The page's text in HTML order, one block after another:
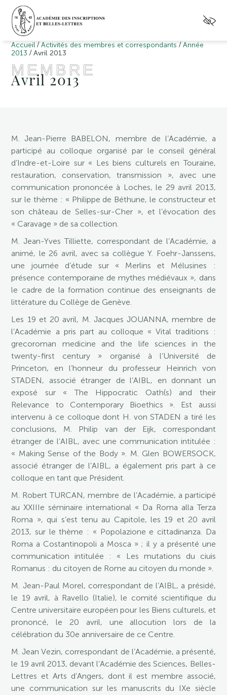
Accueil /Activités des membres et correspondants /Année
2013 /Avril 2013
MEMBRE
Avril 2013
M. Jean-Pierre BABELON, membre de l’Académie, a
participé au colloque organisé par le conseil général
d’Indre-et-Loire sur « Les biens culturels en Touraine,
restauration, conservation, transmission », avec une
communication prononcée à Loches, le 29 avril 2013,
sur le thème : « Philippe de Béthune, le constructeur et
son château de Selles-sur-Cher », et l’évocation des
« Caravage » de sa collection.
M. Jean-Yves Tilliette, correspondant de l’Académie, a
animé, le 26 avril, avec sa collègue Y. Foehr-Janssens,
une journée d’étude sur « Merlins et Mélusines :
présence contemporaine de mythes médiévaux », dans
le cadre de la formation continue des enseignants de
littérature du Collège de Genève.
Les 19 et 20 avril, M. Jacques JOUANNA, membre de
l’Académie a pris part au colloque « Vital traditions :
grecoroman medicine and the life sciences in the
twenty-first century » organisé à l’Université de
Princeton, en l’honneur du professeur Heinrich von
STADEN, associé étranger de l’AIBL, en donnant un
exposé sur « The Hippocratic Oath(s) and their
Relevance to Contemporary Bioethics ». Est aussi
intervenu à ce colloque dont H. von STADEN a tiré les
conclusions, M. Philip van der Eijk, correspondant
étranger de l’AIBL, avec une communication intitulée :
« Making Sense of the Body ». M. Glen BOWERSOCK,
associé étranger de l’AIBL, a également pris part à ce
colloque en tant que Président.
M. Robert TURCAN, membre de l’Académie, a participé
au XXIIIe séminaire international « Da Roma alla Terza
Roma », qui s’est tenu au Capitole, les 19 et 20 avril
2013, sur le thème : « Popolazione e cittadinanza. Da
Roma a Costantinopoli a Mosca » ; il y a présenté une
communication intitulée : « Les mutations du ciuis
Romanus : du citoyen de Rome au citoyen du monde ».
M. Jean-Paul Morel, correspondant de l’AIBL, a présidé,
le 19 avril, à Ravello (Italie), le comité scientifique du
Centre universitaire européen pour les Biens culturels, et
prononcé, le 20 avril, une allocution lors de la
célébration du 30e anniversaire de ce Centre.
M. Jean Vezin, correspondant de l’Académie, a présenté,
le 19 avril 2013, devant l’Académie des Sciences, Belles-
Lettres et Arts d’Angers, dont il est membre associé,
une communication sur les manuscrits du IXe siècle